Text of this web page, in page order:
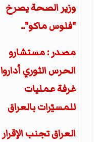
وزير الصحة يصرخ
"فلوس ماكو"..
مصدر : مستشارو
الحرس الثوري أداروا
غرفة عمليات
للمسيّرات بالعراق
العراق تجنب الإقرار